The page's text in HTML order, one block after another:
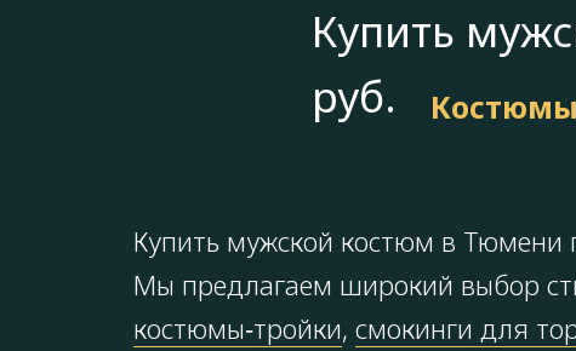
Купить
руб.
Купить мужской костюм в Тюмени
Мы предлагаем широкий выбор
костюмы‑тройки, смокинги для